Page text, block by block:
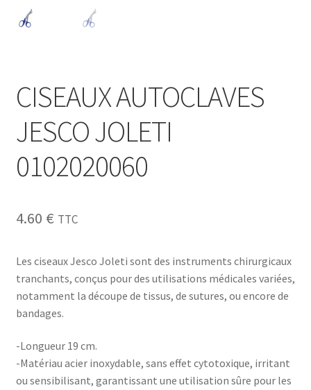
CISEAUX AUTOCLAVES
JESCO JOLETI
0102020060
4.60 € TTC
Les ciseaux Jesco Joleti sont des instruments chirurgicaux
tranchants, conçus pour des utilisations médicales variées,
notamment la découpe de tissus, de sutures, ou encore de
bandages.
-Longueur 19 cm.
-Matériau acier inoxydable, sans effet cytotoxique, irritant
ou sensibilisant, garantissant une utilisation sûre pour les